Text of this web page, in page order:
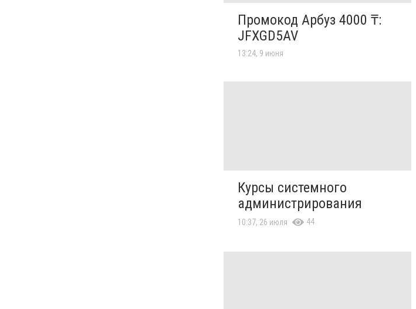
Промокод Арбуз 4000 ₸:
JFXGD5AV
13:24, 9 июня
Курсы системного
администрирования
10:37, 26 июля 44